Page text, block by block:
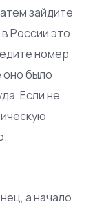
зайдите
России это
номер
оно было
Если не
а начало